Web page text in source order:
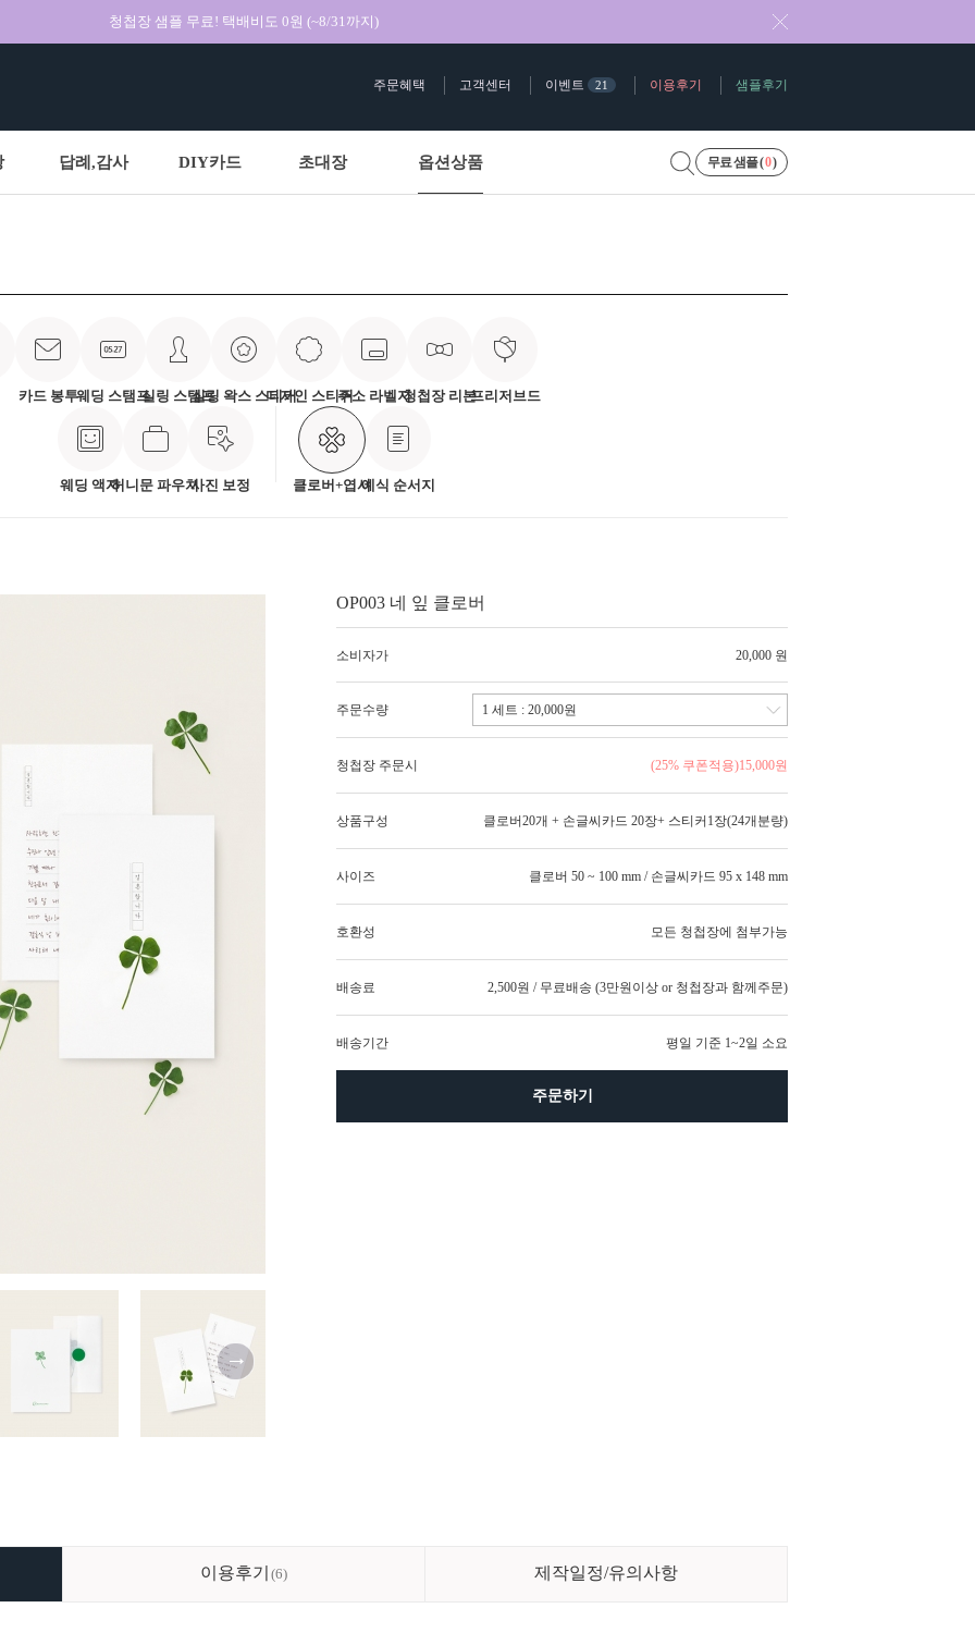
청첩장 샘플 무료! 택배비도 0원 (~8/31까지)
주문혜택 고객센터 이벤트 21 이용후기 샘플후기
답례,감사 DIY카드 초대장 옵션상품 무료 샘플 (0)
카드 봉투웨딩 스탬프실링 스탬프실링 왁스 스티커디자인 스티커주소 라벨지청첩장 리본프리저브드
웨딩 액자허니문 파우치사진 보정 클로버+엽서예식 순서지
OP003 네 잎 클로버
소비자가 20,000 원
주문수량
청첩장 주문시 (25% 쿠폰적용)15,000원
상품구성 클로버20개 + 손글씨카드 20장+ 스티커1장(24개분량)
사이즈 클로버 50 ~ 100 mm / 손글씨카드 95 x 148 mm
호환성 모든 청첩장에 첨부가능
배송료 2,500원 / 무료배송 (3만원이상 or 청첩장과 함께주문)
배송기간 평일 기준 1~2일 소요
주문하기
이용후기6 제작일정/유의사항